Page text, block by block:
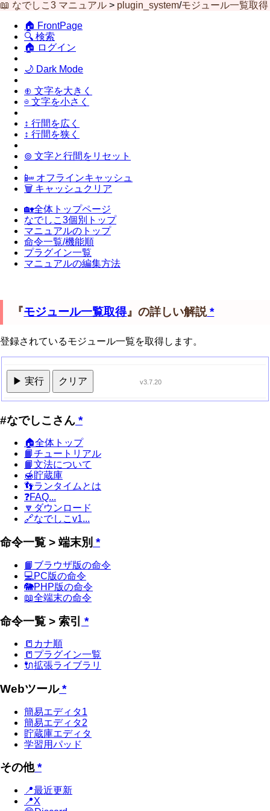
📖 なでしこ3 マニュアル > plugin_system/モジュール一覧取得
🏠 FrontPage
🔍 検索
🏠 ログイン
🌙 Dark Mode
⊕ 文字を大きく
⊖ 文字を小さく
↕ 行間を広く
↕ 行間を狭く
⊚ 文字と行間をリセット
📴 オフラインキャッシュ
🗑 キャッシュクリア
🏡全体トップページ
なでしこ3個別トップ
マニュアルのトップ
命令一覧/機能順
プラグイン一覧
マニュアルの編集方法
『モジュール一覧取得』の詳しい解説*
登録されているモジュール一覧を取得します。
▶ 実行 クリア v3.7.20
#なでしこさん *
🏠全体トップ
📙チュートリアル
📙文法について
🍯貯蔵庫
👣ランタイムとは
❓FAQ...
🔽ダウンロード
🔗なでしこv1...
命令一覧 > 端末別 *
📙ブラウザ版の命令
💻PC版の命令
🐘PHP版の命令
📖全端末の命令
命令一覧 > 索引 *
📒カナ順
📒プラグイン一覧
🔌拡張ライブラリ
Webツール*
簡易エディタ1
簡易エディタ2
貯蔵庫エディタ
学習用パッド
その他*
📍最近更新
📍X